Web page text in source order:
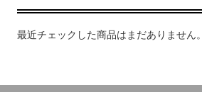
最近チェックした商品はまだありません。